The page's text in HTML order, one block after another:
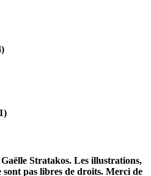
Stratakos. Les illustrations,
sont pas libres de droits. Merci de